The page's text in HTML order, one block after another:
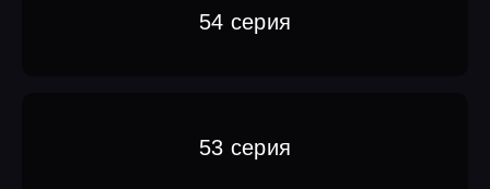
54 серия
53 серия